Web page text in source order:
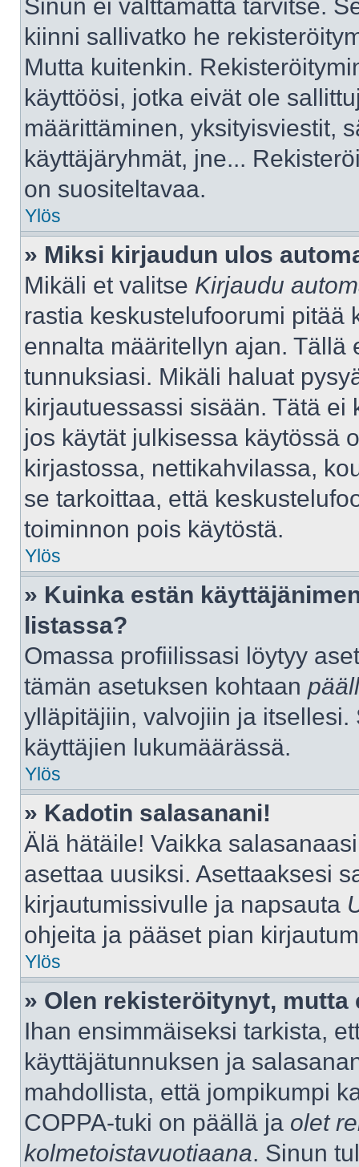
Sinun ei välttämättä tarvitse.
kiinni sallivatko he
Mutta kuitenkin.
käyttöösi, jotka eivät ole
määrittäminen, yksityisviestit,
käyttäjäryhmät, jne...
on suositeltavaa.
Ylös
» Miksi kirjaudun ulos
Mikäli et valitse Kirjaudu
rastia keskustelufoorumi pitää
ennalta määritellyn ajan. Tällä
tunnuksiasi. Mikäli haluat
kirjautuessassi sisään. Tätä
jos käytät julkisessa käytössä
kirjastossa, nettikahvilassa,
se tarkoittaa, että
toiminnon pois käytöstä.
Ylös
» Kuinka estän
listassa?
Omassa profiilissasi löytyy
tämän asetuksen kohtaan
ylläpitäjiin, valvojiin ja
käyttäjien lukumäärässä.
Ylös
» Kadotin salasanani!
Älä hätäile! Vaikka
asettaa uusiksi. Asettaaksesi
kirjautumissivulle ja napsauta
ohjeita ja pääset pian
Ylös
» Olen rekisteröitynyt,
Ihan ensimmäiseksi tarkista,
käyttäjätunnuksen ja
mahdollista, että jompikumpi
COPPA-tuki on päällä ja olet
kolmetoistavuotiaana. Sinun